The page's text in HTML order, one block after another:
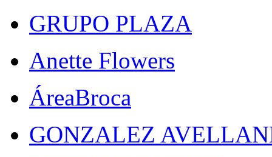
GRUPO PLAZA
Anette Flowers
ÁreaBroca
GONZALEZ